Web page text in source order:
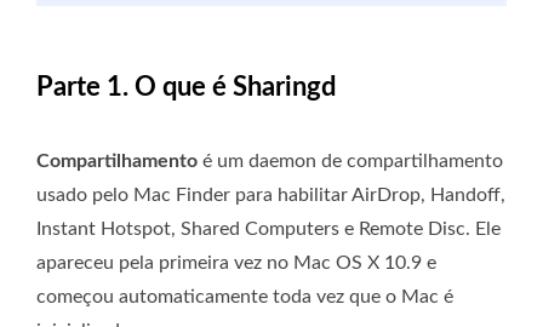
Parte 1. O que é Sharingd
Compartilhamento é um daemon de compartilhamento
usado pelo Mac Finder para habilitar AirDrop, Handoff,
Instant Hotspot, Shared Computers e Remote Disc. Ele
apareceu pela primeira vez no Mac OS X 10.9 e
começou automaticamente toda vez que o Mac é